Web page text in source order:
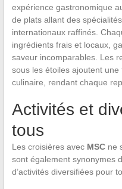
expérience gastronomique
de plats allant des
internationaux raffinés.
ingrédients frais et locaux,
saveur incomparables. Les
sous les étoiles ajoutent une
culinaire, rendant chaque
Activités et
tous
Les croisières avec MSCne
sont également synonymes
d’activités diversifiées pour